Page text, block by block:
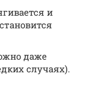
и
даже
случаях).